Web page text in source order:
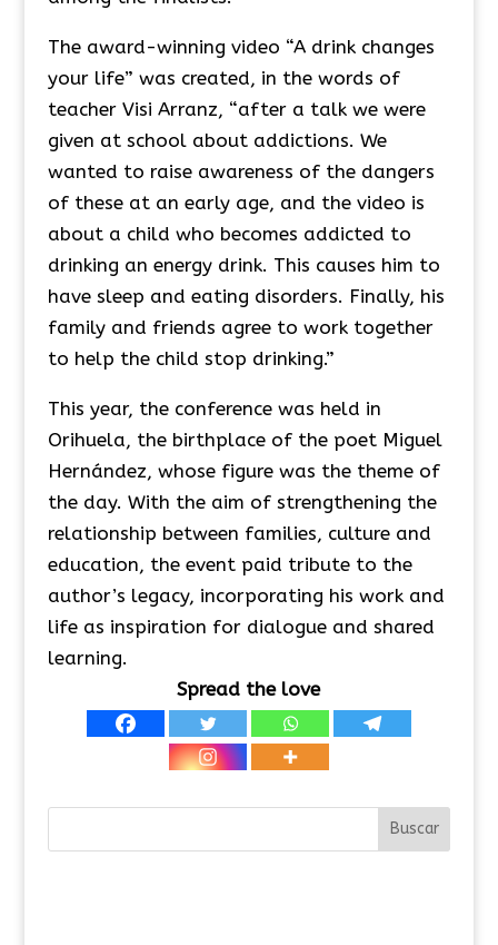
The award-winning video “A drink changes
your life” was created, in the words of
teacher Visi Arranz, “after a talk we were
given at school about addictions. We
wanted to raise awareness of the dangers
of these at an early age, and the video is
about a child who becomes addicted to
drinking an energy drink. This causes him to
have sleep and eating disorders. Finally, his
family and friends agree to work together
to help the child stop drinking.”
This year, the conference was held in
Orihuela, the birthplace of the poet Miguel
Hernández, whose figure was the theme of
the day. With the aim of strengthening the
relationship between families, culture and
education, the event paid tribute to the
author’s legacy, incorporating his work and
life as inspiration for dialogue and shared
learning.
Spread the love